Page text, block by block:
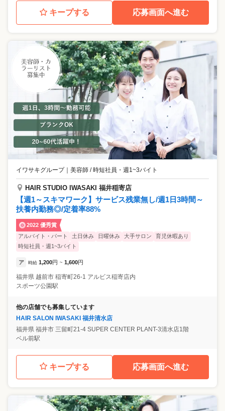
キープする 応募画面へ進む
イワサキグループ｜ 美容師 / 時短社員・週1~3バイト
HAIR STUDIO IWASAKI 福井稲寄店
【週1～スキマワーク】サービス残業無し/週1日3時間～
扶養内勤務◎/定着率88%
2022 優秀賞
アルバイト・パート
土日休み 日曜休み 大手サロン
育児休暇あり
時短社員・週1~3バイト
ア 時給 1,200円 ~ 1,600円
福井県 越前市 稲寄町26-1 アルビス稲寄店内
スポーツ公園駅
他の店舗でも募集しています
HAIR SALON IWASAKI 福井清水店
福井県 福井市 三留町21-4 SUPER CENTER PLANT-3清水店1階
ベル前駅
キープする 応募画面へ進む